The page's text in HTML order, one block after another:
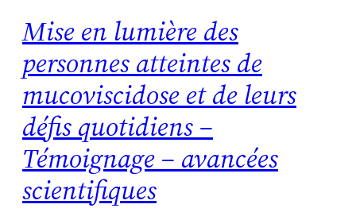
Mise en lumière des
personnes atteintes de
mucoviscidose et de leurs
défis quotidiens –
Témoignage – avancées
scientifiques